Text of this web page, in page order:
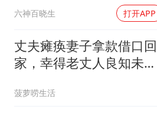
六神百晓生 打开APP
丈夫瘫痪妻子拿款借口回
家，幸得老丈人良知未泯
菠萝唠生活